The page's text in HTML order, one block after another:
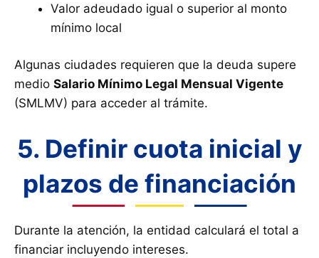
Valor adeudado igual o superior al monto
mínimo local
Algunas ciudades requieren que la deuda supere
medio Salario Mínimo Legal Mensual Vigente
(SMLMV) para acceder al trámite.
5. Definir cuota inicial y
plazos de financiación
Durante la atención, la entidad calculará el total a
financiar incluyendo intereses.